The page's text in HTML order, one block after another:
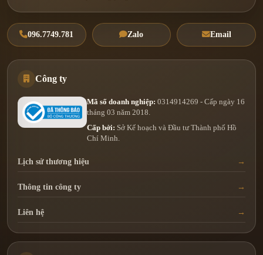
096.7749.781 Zalo Email
Công ty
Mã số doanh nghiệp: 0314914269 - Cấp ngày 16
tháng 03 năm 2018.
Cấp bởi: Sở Kế hoạch và Đầu tư Thành phố Hồ
Chí Minh.
Lịch sử thương hiệu
Thông tin công ty
Liên hệ